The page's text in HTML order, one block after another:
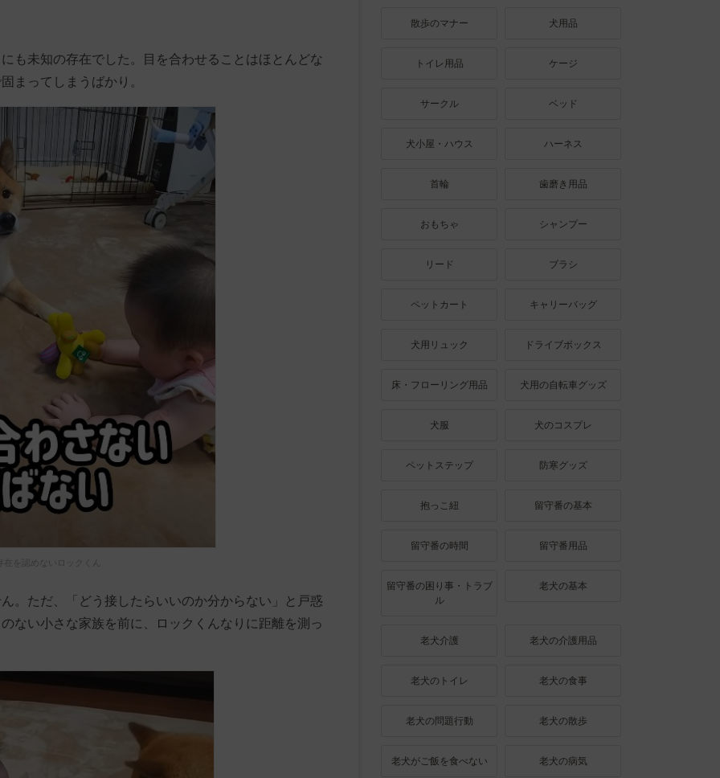
も未知の存在でした。目を合わせることはほとんどな
まってしまうばかり。
在を認めないロックくん
。ただ、「どう接したらいいのか分からない」と戸惑
ない小さな家族を前に、ロックくんなりに距離を測っ
散歩のマナー 犬用品
トイレ用品 ケージ
サークル ベッド
犬小屋・ハウス ハーネス
首輪 歯磨き用品
おもちゃ シャンプー
リード ブラシ
ペットカート キャリーバッグ
犬用リュック ドライブボックス
床・フローリング用品 犬用の自転車グッズ
犬服 犬のコスプレ
ペットステップ 防寒グッズ
抱っこ紐 留守番の基本
留守番の時間 留守番用品
留守番の困り事・トラブ
ル
老犬の基本
老犬介護 老犬の介護用品
老犬のトイレ 老犬の食事
老犬の問題行動 老犬の散歩
老犬がご飯を食べない 老犬の病気